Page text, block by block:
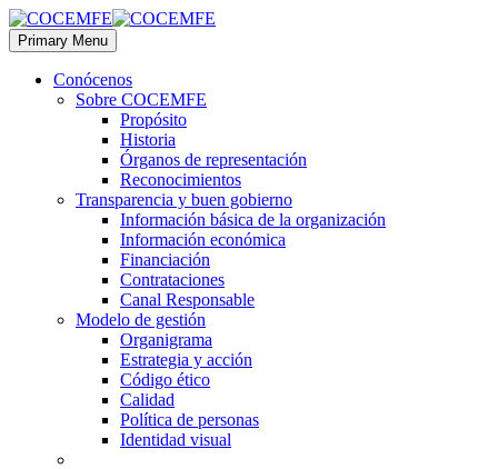
Primary Menu
Conócenos
Sobre COCEMFE
Propósito
Historia
Órganos de representación
Reconocimientos
Transparencia y buen gobierno
Información básica de la organización
Información económica
Financiación
Contrataciones
Canal Responsable
Modelo de gestión
Organigrama
Estrategia y acción
Código ético
Calidad
Política de personas
Identidad visual